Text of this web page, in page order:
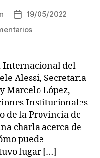
Fecha
de
19/05/2022
en
realizó
una
charla
de
la
Defensoría
del
Pueblo
de
Internacional del
Alessi, Secretaria
Marcelo López,
Institucionales
de la Provincia de
charla acerca de
puede
lugar […]